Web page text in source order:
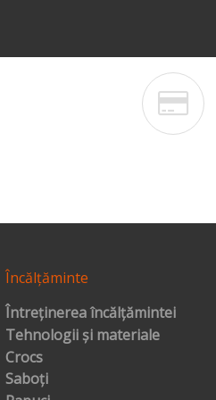
Încălțăminte
Întreținerea încălțămintei
Tehnologii și materiale
Crocs
Saboți